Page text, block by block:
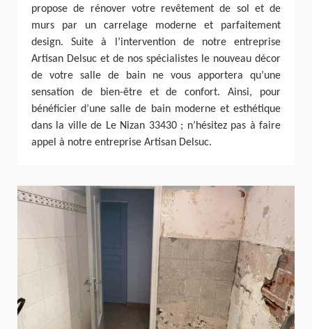
propose de rénover votre revêtement de sol et de
murs par un carrelage moderne et parfaitement
design. Suite à l’intervention de notre entreprise
Artisan Delsuc et de nos spécialistes le nouveau décor
de votre salle de bain ne vous apportera qu’une
sensation de bien-être et de confort. Ainsi, pour
bénéficier d’une salle de bain moderne et esthétique
dans la ville de Le Nizan 33430 ; n’hésitez pas à faire
appel à notre entreprise Artisan Delsuc.